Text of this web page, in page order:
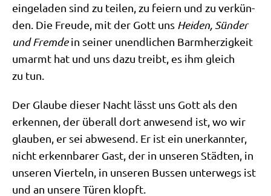
ein­ge­la­den sind zu tei­len, zu fei­ern und zu ver­kün­
den. Die Freu­de, mit der Gott uns Hei­den, Sün­der
und Frem­dein sei­ner unend­li­chen Barm­her­zig­keit
umarmt hat und uns dazu treibt, es ihm gleich
zu tun.
Der Glau­be die­ser Nacht lässt uns Gott als den
erken­nen, der über­all dort anwe­send ist, wo wir
glau­ben, er sei abwe­send. Er ist ein uner­kann­ter,
nicht erkenn­ba­rer Gast, der in unse­ren Städ­ten, in
unse­ren Vier­teln, in unse­ren Bus­sen unter­wegs ist
und an unse­re Türen klopft.